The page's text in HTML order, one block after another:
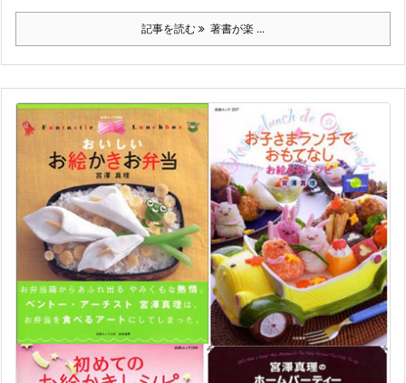
記事を読む 著書が楽 ...